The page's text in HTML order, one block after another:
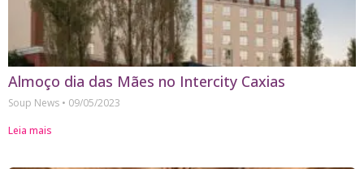
Almoço dia das Mães no Intercity Caxias
Soup News
09/05/2023
Leia mais